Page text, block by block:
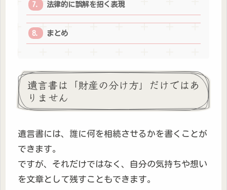
法律的に誤解を招く表現
まとめ
遺言書は「財産の分け方」だけではあ
りません
遺言書には、誰に何を相続させるかを書くことが
できます。
ですが、それだけではなく、自分の気持ちや想い
を文章として残すこともできます。